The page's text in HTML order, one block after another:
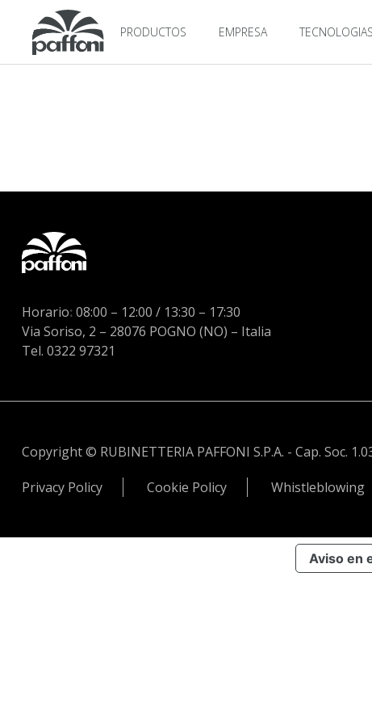
PRODUCTOS EMPRESA TECNOLOGIAS
Horario:08:00 – 12:00 / 13:30 – 17:30
Via Soriso, 2 – 28076 POGNO (NO) – Italia
Tel. 0322 97321
Copyright © RUBINETTERIA PAFFONI S.P.A. - Cap. Soc.
Privacy Policy
Cookie Policy Whistleblowing
Aviso en